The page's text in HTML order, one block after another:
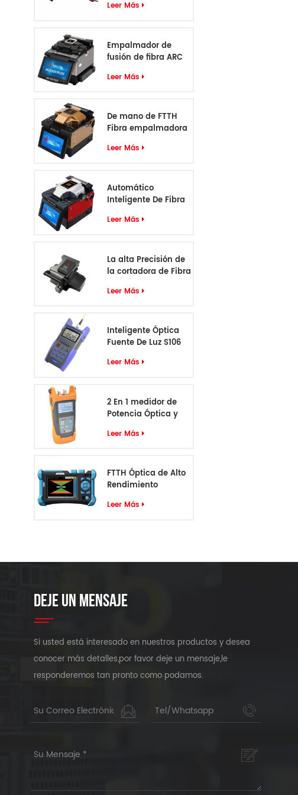
Leer Más
Empalmador de
fusión de fibra ARC
motores
Leer Más
De mano de FTTH
Fibra empalmadora
Leer Más
Automático
Inteligente De Fibra
Empalmadora S6
Leer Más
La alta Precisión de
la cortadora de Fibra
Leer Más
Inteligente Óptica
Fuente De Luz S106
Leer Más
2 En 1 medidor de
Potencia Óptica y
Leer Más
FTTH Óptica de Alto
Rendimiento
Cable S-55
Leer Más
DEJE UN MENSAJE
Si usted está interesado en nuestros productos y desea
conocer más detalles,por favor deje un mensaje,le
responderemos tan pronto como podamos.